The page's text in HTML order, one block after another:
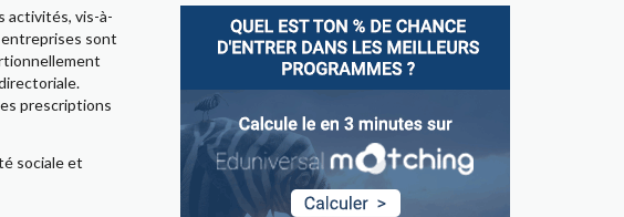
activités, vis-à-
sont
prescriptions
sociale et